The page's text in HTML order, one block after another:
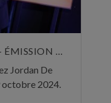
Jordan De
octobre 2024.